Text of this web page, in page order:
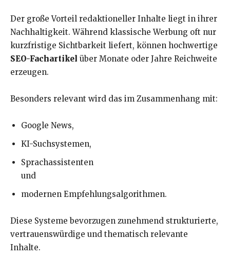
Der große Vorteil redaktioneller Inhalte liegt in ihrer
Nachhaltigkeit. Während klassische Werbung oft nur
kurzfristige Sichtbarkeit liefert, können hochwertige
SEO-Fachartikel über Monate oder Jahre Reichweite
erzeugen.
Besonders relevant wird das im Zusammenhang mit:
Google News,
KI-Suchsystemen,
Sprachassistenten
und
modernen Empfehlungsalgorithmen.
Diese Systeme bevorzugen zunehmend strukturierte,
vertrauenswürdige und thematisch relevante
Inhalte.